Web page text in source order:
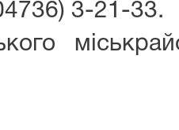
3-21-33.